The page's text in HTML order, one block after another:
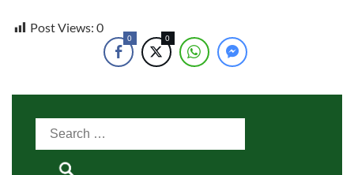
Post Views: 0
0 0
Search